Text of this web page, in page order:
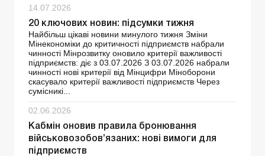
14.07.2026
20 ключових новин: підсумки тижня
Найбільш цікаві новини минулого тижня Зміни
Мінекономіки до критичності підприємств набрали
чинності Мінрозвитку оновило критерії важливості
підприємств: діє з 03.07.2026 З 03.07.2026 набрали
чинності нові критерії від Мінцифри Міноборони
скасувало критерії важливості підприємств Через
сумісникі...
02.06.2026
Кабмін оновив правила бронювання
військовозобов’язаних: нові вимоги для
підприємств